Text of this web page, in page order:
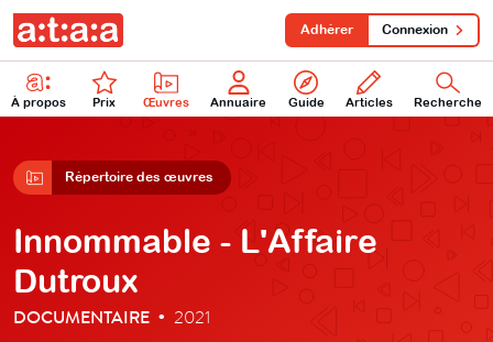
À propos Prix Œuvres Annuaire Guide Articles Recherche
Adhérer Connexion
Répertoire des œuvres
Innommable - L'Affaire
Dutroux
DOCUMENTAIRE • 2021